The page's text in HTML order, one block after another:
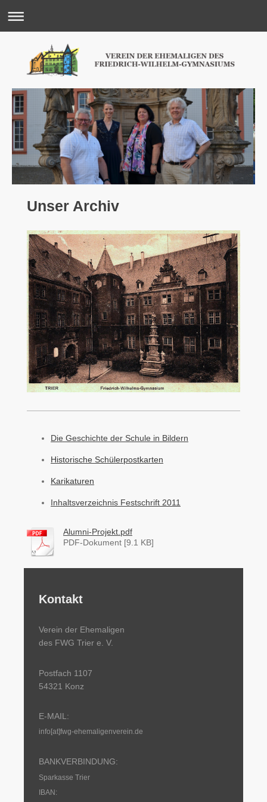
Unser Archiv
Die Geschichte der Schule in Bildern
Historische Schülerpostkarten
Karikaturen
Inhaltsverzeichnis Festschrift 2011
Alumni-Projekt.pdf
PDF-Dokument [9.1 KB]
Kontakt
Verein der Ehemaligen
des FWG Trier e. V.
Postfach 1107
54321 Konz
E-MAIL:
info[at]fwg-ehemaligenverein.de
BANKVERBINDUNG:
Sparkasse Trier
IBAN: